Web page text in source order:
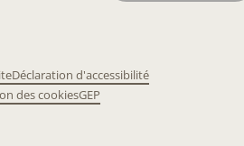
Déclaration d'accessibilité
des cookiesGEP